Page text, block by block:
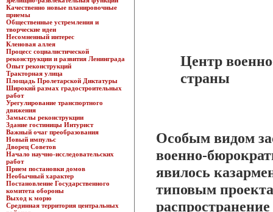
Качественно новые планировочные
приемы
Общественные устремления и
творческие идеи
Несомненный интерес
Кленовая аллея
Процесс социалистической
реконструкции и развития Ленинграда
Опыт реконструкций
Тракторная улица
Площадь Пролетарской Диктатуры
Широкий размах градостроительных
работ
Урегулирование транспортного
движения
Замыслы реконструкции
Здание гостиницы Интурист
Важный очаг преобразования
Новый импульс
Дворец Советов
Начало научно-исследовательских
работ
Прием постановки домов
Необычный характер
Постановление Государственного
комитета обороны
Выход к морю
Срединная территория центральных
Центр
страны
Особым видом
военно-
явилось
типовым